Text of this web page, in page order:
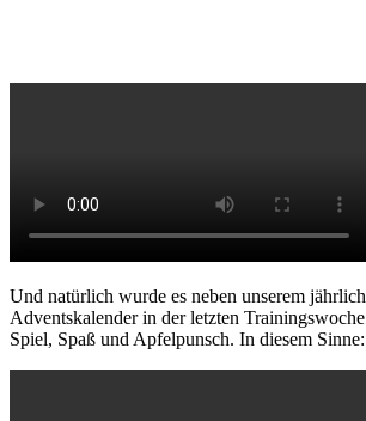
Und natürlich wurde es neben unserem
Adventskalender in der letzten
Spiel, Spaß und Apfelpunsch. In diesem Sinne: